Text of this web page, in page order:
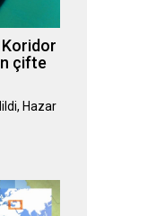
Koridor
çifte
Hazar